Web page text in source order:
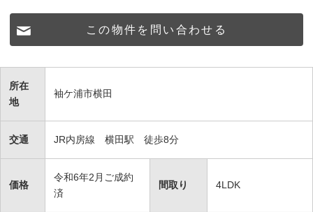
この物件を問い合わせる
所在
地
袖ケ浦市横田
交通 JR内房線 横田駅 徒歩8分
価格
令和6年2月ご成約
済
間取り 4LDK